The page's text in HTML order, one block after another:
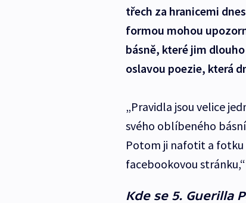
třech za hranicemi
formou mohou
básně, které jim
oslavou poezie, která
„Pravidla jsou velice
svého oblíbeného
Potom ji nafotit a fotku
facebookovou
Kde se 5. Guerilla